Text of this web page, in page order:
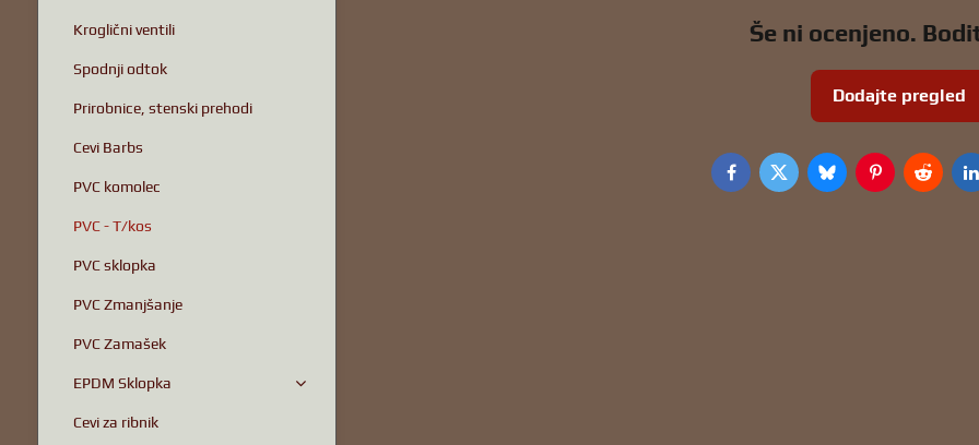
Še ni ocenjeno.
Dodajte pregled
FacebookTwitterBlueskyPinterestReddit
Kroglični ventili
Spodnji odtok
Prirobnice, stenski prehodi
Cevi Barbs
PVC komolec
PVC - T/kos
PVC sklopka
PVC Zmanjšanje
PVC Zamašek
EPDM Sklopka
Cevi za ribnik